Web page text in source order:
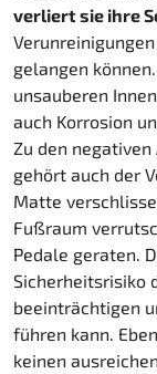
verliert sie ihre
gelangen
unsauberen
auch Korrosion
Zu den
gehört auch der
Matte
Fußraum
Pedale geraten.
Sicherheitsrisiko
beeinträchtigen
führen kann.
keinen